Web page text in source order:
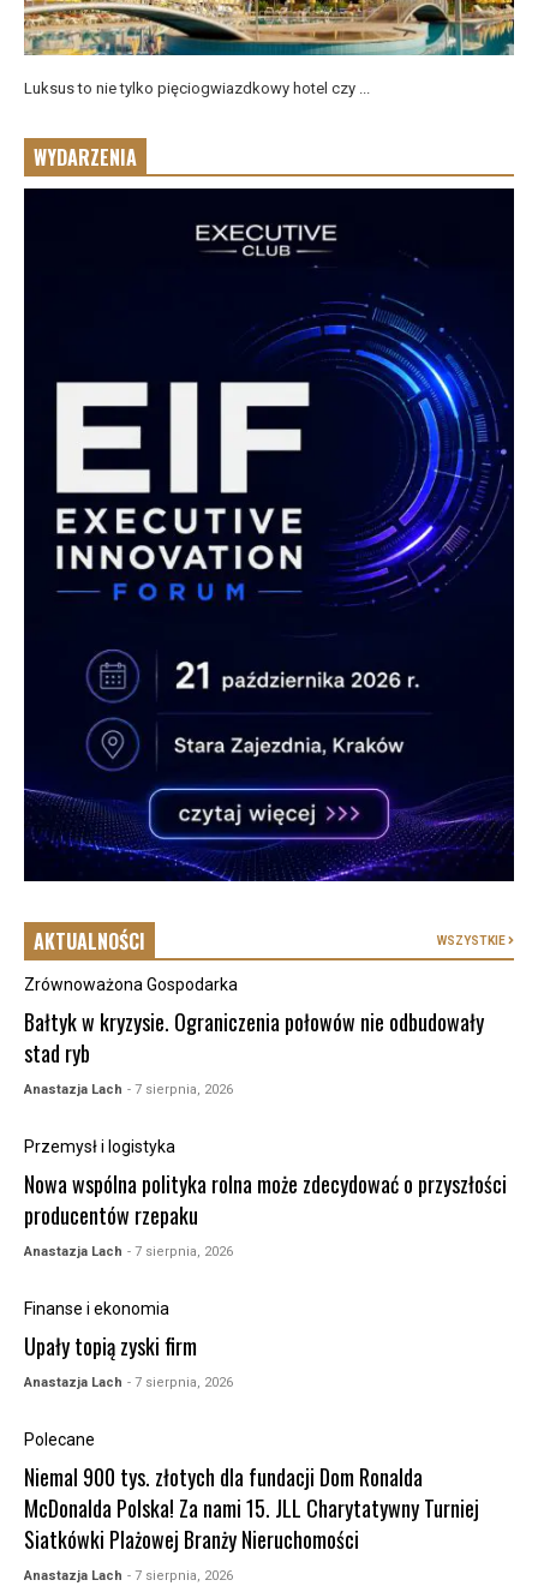
Luksus to nie tylko pięciogwiazdkowy hotel czy ...
WYDARZENIA
AKTUALNOŚCI WSZYSTKIE
Zrównoważona Gospodarka
Bałtyk w kryzysie. Ograniczenia połowów nie odbudowały
stad ryb
Anastazja Lach - 7 sierpnia, 2026
Przemysł i logistyka
Nowa wspólna polityka rolna może zdecydować o przyszłości
producentów rzepaku
Anastazja Lach - 7 sierpnia, 2026
Finanse i ekonomia
Upały topią zyski firm
Anastazja Lach - 7 sierpnia, 2026
Polecane
Niemal 900 tys. złotych dla fundacji Dom Ronalda
McDonalda Polska! Za nami 15. JLL Charytatywny Turniej
Siatkówki Plażowej Branży Nieruchomości
Anastazja Lach - 7 sierpnia, 2026